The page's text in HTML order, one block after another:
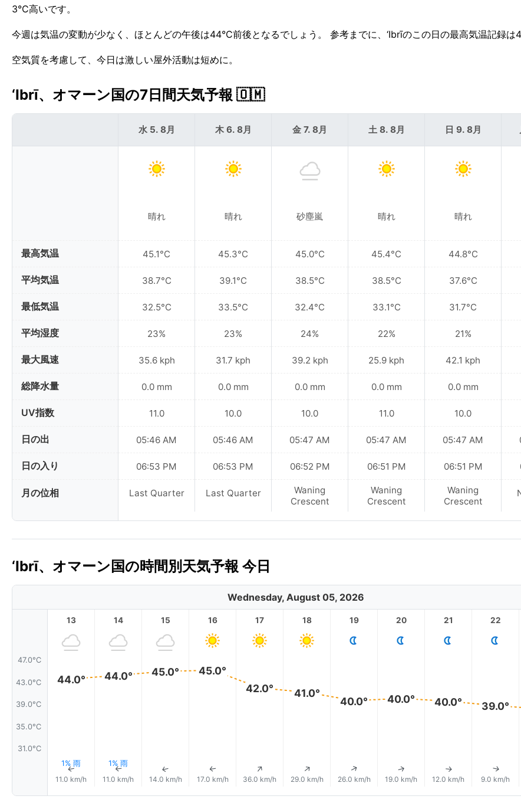
3°C高いです。
今週は気温の変動が少なく、ほとんどの午後は44°C前後となるでしょう。 参考までに、‘Ibrīのこの日の最高気温記録は
空気質を考慮して、今日は激しい屋外活動は短めに。
‘Ibrī、オマーン国の7日間天気予報 🇴🇲
最高気温
平均気温
最低気温
平均湿度
最大風速
総降水量
UV指数
日の出
日の入り
月の位相
水 5. 8月
晴れ
45.1°C
38.7°C
32.5°C
23%
35.6 kph
0.0 mm
11.0
05:46 AM
06:53 PM
Last Quarter
木 6. 8月
晴れ
45.3°C
39.1°C
33.5°C
23%
31.7 kph
0.0 mm
10.0
05:46 AM
06:53 PM
Last Quarter
金 7. 8月
砂塵嵐
45.0°C
38.5°C
32.4°C
24%
39.2 kph
0.0 mm
10.0
05:47 AM
06:52 PM
Waning
Crescent
土 8. 8月
晴れ
45.4°C
38.5°C
33.1°C
22%
25.9 kph
0.0 mm
11.0
05:47 AM
06:51 PM
Waning
Crescent
日 9. 8月
晴れ
44.8°C
37.6°C
31.7°C
21%
42.1 kph
0.0 mm
10.0
05:47 AM
06:51 PM
Waning
Crescent
‘Ibrī、オマーン国の時間別天気予報 今日
Wednesday, August 05, 2026
47.0°C
43.0°C
39.0°C
35.0°C
31.0°C
13
44.0°
1% 雨
↑
11.0 km/h
14
44.0°
1% 雨
↑
11.0 km/h
15
45.0°
↑
14.0 km/h
16
45.0°
↑
17.0 km/h
17
42.0°
↑
36.0 km/h
18
41.0°
↑
29.0 km/h
19
40.0°
↑
26.0 km/h
20
40.0°
↑
19.0 km/h
21
40.0°
↑
12.0 km/h
22
39.0°
↑
9.0 km/h